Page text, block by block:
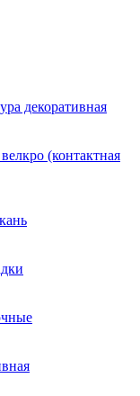
декоративная
(контактная